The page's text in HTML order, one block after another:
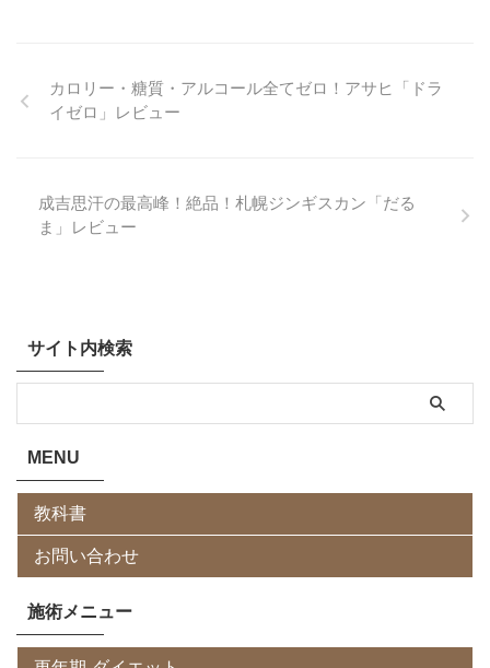
カロリー・糖質・アルコール全てゼロ！アサヒ「ドラ
イゼロ」レビュー
成吉思汗の最高峰！絶品！札幌ジンギスカン「だる
ま」レビュー
サイト内検索
MENU
教科書
お問い合わせ
施術メニュー